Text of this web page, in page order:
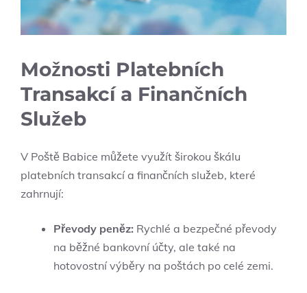
Možnosti Platebních
Transakcí a Finančních
Služeb
V Poště Babice můžete využít širokou škálu
platebních transakcí a finančních služeb, které
zahrnují:
Převody peněz: Rychlé a bezpečné převody
na běžné bankovní účty, ale také na
hotovostní výběry na poštách po celé zemi.